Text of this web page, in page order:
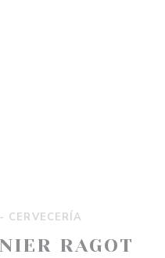
CERVECERÍA
RAGOT